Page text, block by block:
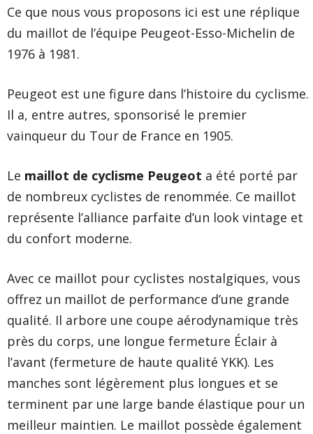
Ce que nous vous proposons ici est une réplique
du maillot de l’équipe Peugeot-Esso-Michelin de
1976 à 1981.
Peugeot est une figure dans l’histoire du cyclisme.
Il a, entre autres, sponsorisé le premier
vainqueur du Tour de France en 1905.
Le maillot de cyclisme Peugeot a été porté par
de nombreux cyclistes de renommée. Ce maillot
représente l’alliance parfaite d’un look vintage et
du confort moderne.
Avec ce maillot pour cyclistes nostalgiques, vous
offrez un maillot de performance d’une grande
qualité. Il arbore une coupe aérodynamique très
près du corps, une longue fermeture Éclair à
l’avant (fermeture de haute qualité YKK). Les
manches sont légèrement plus longues et se
terminent par une large bande élastique pour un
meilleur maintien. Le maillot possède également